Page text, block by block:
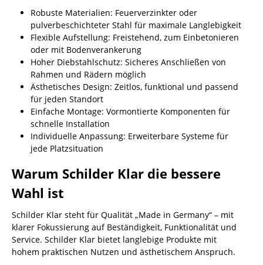
Robuste Materialien: Feuerverzinkter oder
pulverbeschichteter Stahl für maximale Langlebigkeit
Flexible Aufstellung: Freistehend, zum Einbetonieren
oder mit Bodenverankerung
Hoher Diebstahlschutz: Sicheres Anschließen von
Rahmen und Rädern möglich
Ästhetisches Design: Zeitlos, funktional und passend
für jeden Standort
Einfache Montage: Vormontierte Komponenten für
schnelle Installation
Individuelle Anpassung: Erweiterbare Systeme für
jede Platzsituation
Warum Schilder Klar die bessere
Wahl ist
Schilder Klar steht für Qualität „Made in Germany“ – mit
klarer Fokussierung auf Beständigkeit, Funktionalität und
Service. Schilder Klar bietet langlebige Produkte mit
hohem praktischen Nutzen und ästhetischem Anspruch.